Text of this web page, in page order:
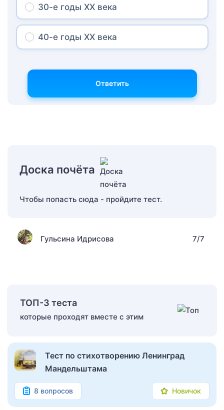
30-е годы ХХ века
40-е годы ХХ века
Ответить
Доска почёта
Чтобы попасть сюда - пройдите тест.
Гульсина Идрисова 7/7
ТОП-3 теста
которые проходят вместе с этим
Тест по стихотворению Ленинград
Мандельштама
8 вопросов Новичок